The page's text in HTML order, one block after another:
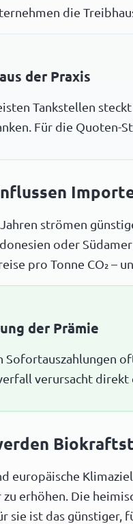
die
der Praxis
Tankstellen
Für die Quoten-
strömen
oder
pro Tonne CO₂ –
der Prämie
Sofortauszahlungen
verursacht
europäische
zu erhöhen. Die
sie ist das günstiger,